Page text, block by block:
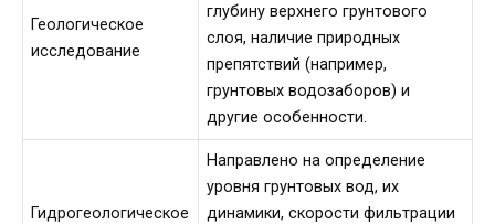
Геологическое
исследование
глубину верхнего грунтового
слоя, наличие природных
препятствий (например,
грунтовых водозаборов) и
другие особенности.
Гидрогеологическое
Направлено на определение
уровня грунтовых вод, их
динамики, скорости фильтрации